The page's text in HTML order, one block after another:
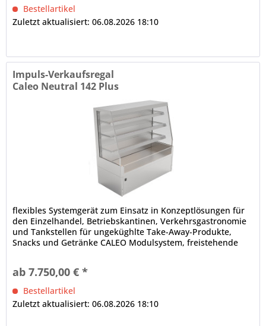
Bestellartikel
Zuletzt aktualisiert: 06.08.2026 18:10
Impuls-Verkaufsregal
Caleo Neutral 142 Plus
flexibles Systemgerät zum Einsatz in Konzeptlösungen für
den Einzelhandel, Betriebskantinen, Verkehrsgastronomie
und Tankstellen für ungeküghlte Take-Away-Produkte,
Snacks und Getränke CALEO Modulsystem, freistehende
x je Etage) dicht verschweißte Innenwanne elektronische...
ab 7.750,00 € *
Bestellartikel
Zuletzt aktualisiert: 06.08.2026 18:10